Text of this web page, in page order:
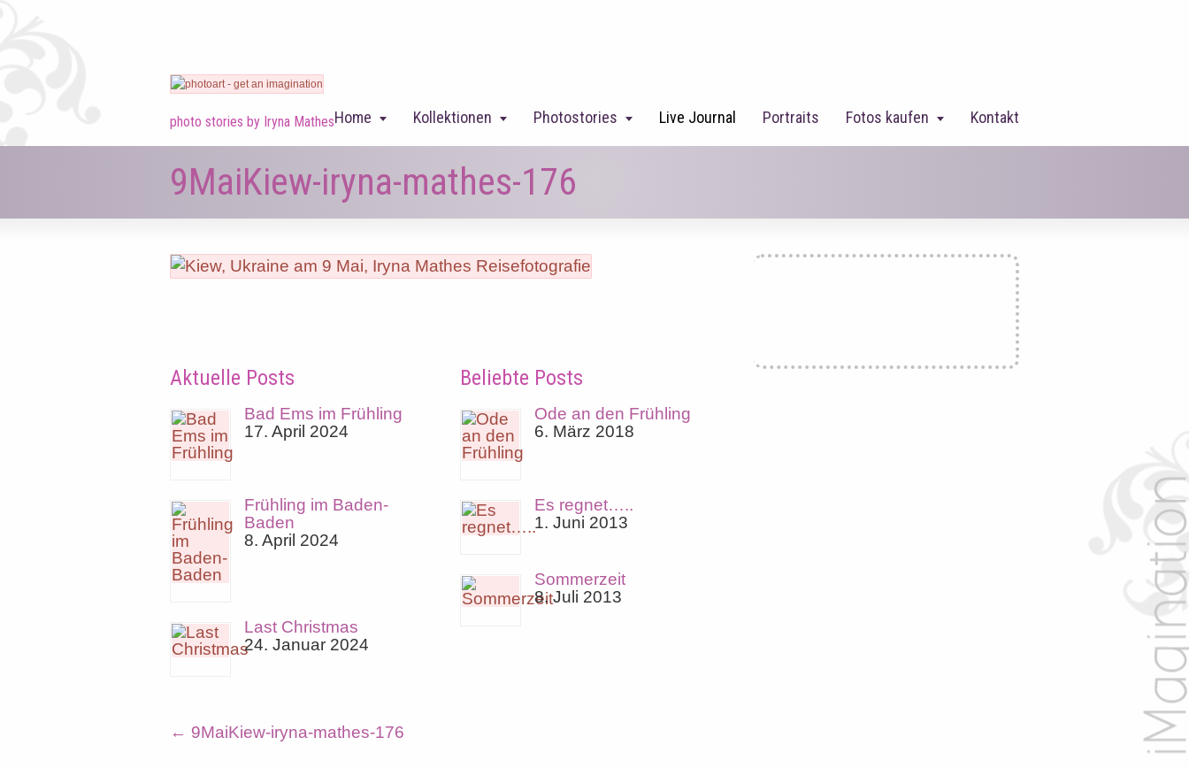
photo stories by Iryna MathesHome Kollektionen Photostories Live Journal Portraits Fotos kaufen Kontakt
9MaiKiew-iryna-mathes-176
Aktuelle Posts
Bad Ems im Frühling
17. April 2024
Frühling im Baden-
Baden
8. April 2024
Last Christmas
24. Januar 2024
Beliebte Posts
Ode an den Frühling
6. März 2018
Es regnet…..
1. Juni 2013
Sommerzeit
8. Juli 2013
← 9MaiKiew-iryna-mathes-176